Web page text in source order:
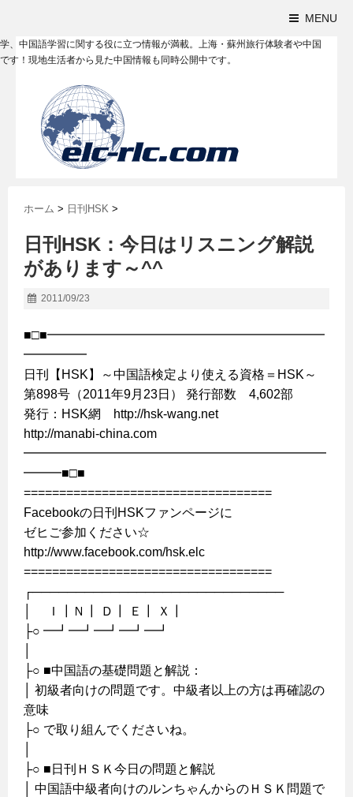
MENU
、中国語学習に関する役に立つ情報が満載。上海・蘇州旅行体験者や中国
す！現地生活者から見た中国情報も同時公開中です。
ホーム > 日刊HSK >
日刊HSK：今日はリスニング解説
があります～^^
2011/09/23
■□■━━━━━━━━━━━━━━━━━━━━━━
━━━━━
日刊【HSK】～中国語検定より使える資格＝HSK～
第898号（2011年9月23日） 発行部数 4,602部
発行：HSK網 http://hsk-wang.net
http://manabi-china.com
━━━━━━━━━━━━━━━━━━━━━━━━
━━━■□■
===================================
Facebookの日刊HSKファンページに
ゼヒご参加ください☆
http://www.facebook.com/hsk.elc
===================================
┌─────────────────────────────
│ Ｉ┃Ｎ┃ Ｄ┃ Ｅ┃ Ｘ┃
├○ ━┛━┛━┛━┛━┛
├○ ■中国語の基礎問題と解説：
│ 初級者向けの問題です。中級者以上の方は再確認の
意味
├○ で取り組んでくださいね。
├○ ■日刊ＨＳＫ今日の問題と解説
│ 中国語中級者向けのルンちゃんからのＨＳＫ問題で